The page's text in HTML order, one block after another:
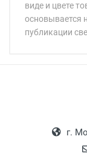
виде и цвете
основывается
публикации
18:00,
г.